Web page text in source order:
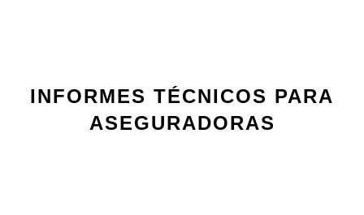
INFORMES TÉCNICOS PARA
ASEGURADORAS